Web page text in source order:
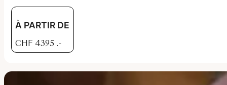
À PARTIR DE
CHF 4395 .-